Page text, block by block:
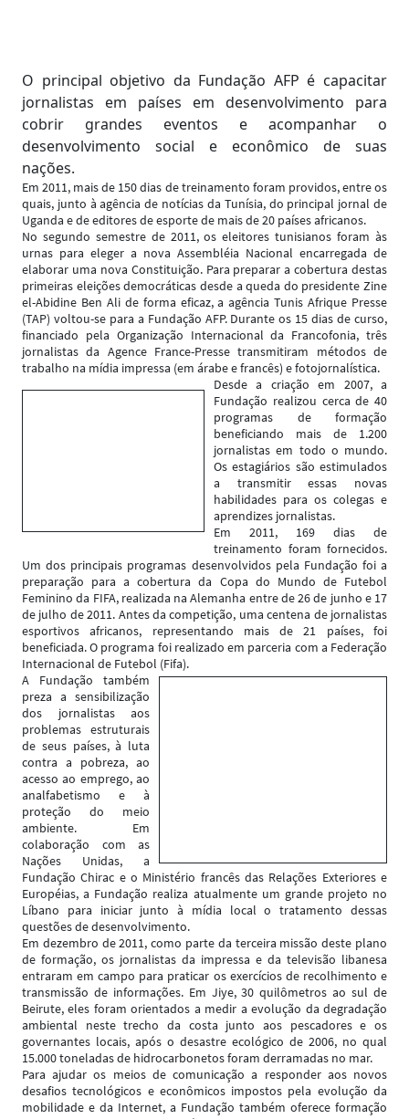
O principal objetivo da Fundação AFP é capacitar
jornalistas em países em desenvolvimento para
cobrir grandes eventos e acompanhar o
desenvolvimento social e econômico de suas
nações.
Em 2011, mais de 150 dias de treinamento foram providos, entre os
quais, junto à agência de notícias da Tunísia, do principal jornal de
Uganda e de editores de esporte de mais de 20 países africanos.
No segundo semestre de 2011, os eleitores tunisianos foram às
urnas para eleger a nova Assembléia Nacional encarregada de
elaborar uma nova Constituição. Para preparar a cobertura destas
primeiras eleições democráticas desde a queda do presidente Zine
el-Abidine Ben Ali de forma eficaz, a agência Tunis Afrique Presse
(TAP) voltou-se para a Fundação AFP. Durante os 15 dias de curso,
financiado pela Organização Internacional da Francofonia, três
jornalistas da Agence France-Presse transmitiram métodos de
trabalho na mídia impressa (em árabe e francês) e fotojornalística.
Desde a criação em 2007, a
Fundação realizou cerca de 40
programas de formação
beneficiando mais de 1.200
jornalistas em todo o mundo.
Os estagiários são estimulados
a transmitir essas novas
habilidades para os colegas e
aprendizes jornalistas.
Em 2011, 169 dias de
treinamento foram fornecidos.
Um dos principais programas desenvolvidos pela Fundação foi a
preparação para a cobertura da Copa do Mundo de Futebol
Feminino da FIFA, realizada na Alemanha entre de 26 de junho e 17
de julho de 2011. Antes da competição, uma centena de jornalistas
esportivos africanos, representando mais de 21 países, foi
beneficiada. O programa foi realizado em parceria com a Federação
Internacional de Futebol (Fifa).
A Fundação também
preza a sensibilização
dos jornalistas aos
problemas estruturais
de seus países, à luta
contra a pobreza, ao
acesso ao emprego, ao
analfabetismo e à
proteção do meio
ambiente. Em
colaboração com as
Nações Unidas, a
Fundação Chirac e o Ministério francês das Relações Exteriores e
Européias, a Fundação realiza atualmente um grande projeto no
Líbano para iniciar junto à mídia local o tratamento dessas
questões de desenvolvimento.
Em dezembro de 2011, como parte da terceira missão deste plano
de formação, os jornalistas da impressa e da televisão libanesa
entraram em campo para praticar os exercícios de recolhimento e
transmissão de informações. Em Jiye, 30 quilômetros ao sul de
Beirute, eles foram orientados a medir a evolução da degradação
ambiental neste trecho da costa junto aos pescadores e os
governantes locais, após o desastre ecológico de 2006, no qual
15.000 toneladas de hidrocarbonetos foram derramadas no mar.
Para ajudar os meios de comunicação a responder aos novos
desafios tecnológicos e econômicos impostos pela evolução da
mobilidade e da Internet, a Fundação também oferece formação